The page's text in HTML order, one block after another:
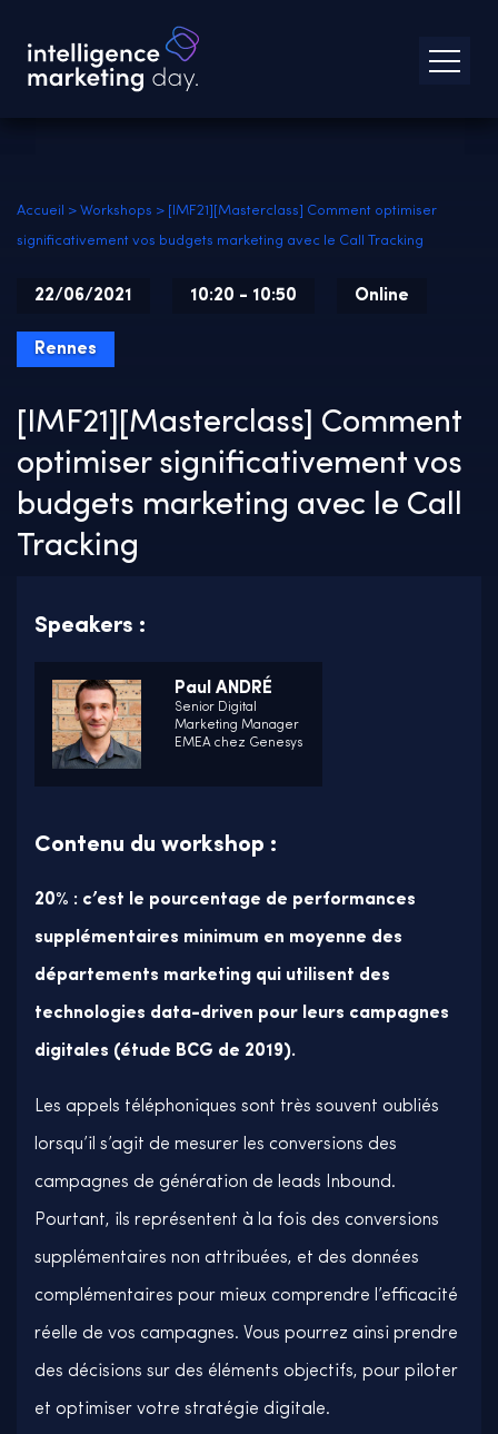
Accueil > Workshops > [IMF21][Masterclass] Comment optimiser
significativement vos budgets marketing avec le Call Tracking
22/06/2021 10:20 - 10:50 Online
Rennes
[IMF21][Masterclass] Comment
optimiser significativement vos
budgets marketing avec le Call
Tracking
Speakers :
Paul ANDRÉ
Senior Digital
Marketing Manager
EMEA chez Genesys
Contenu du workshop :
20% : c’est le pourcentage de performances
supplémentaires minimum en moyenne des
départements marketing qui utilisent des
technologies data-driven pour leurs campagnes
digitales (étude BCG de 2019).
Les appels téléphoniques sont très souvent oubliés
lorsqu’il s’agit de mesurer les conversions des
campagnes de génération de leads Inbound.
Pourtant, ils représentent à la fois des conversions
supplémentaires non attribuées, et des données
complémentaires pour mieux comprendre l’efficacité
réelle de vos campagnes. Vous pourrez ainsi prendre
des décisions sur des éléments objectifs, pour piloter
et optimiser votre stratégie digitale.